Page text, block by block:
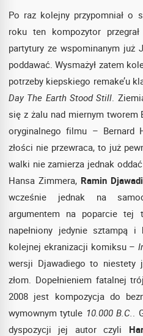
Po raz kolejny przypomniał o
roku ten kompozytor
partytury ze wspominanym już
poddawać. Wysmażył zatem
potrzeby kiepskiego remake’u
Day The Earth Stood Still .
się z żalu nad miernym tworem
oryginalnego filmu –
złości nie przewraca, to już
walki nie zamierza jednak
Hansa Zimmera, Ramin Djawadi
wcześnie jednak na
argumentem na poparcie tej
napełniony jedynie sztampą i
kolejnej ekranizacji komiksu –
wersji Djawadiego to niestety
złom. Dopełnieniem fatalnej
2008 jest kompozycja do
wymownym tytule 10.000 B.C.
dyspozycji jej autor czyli